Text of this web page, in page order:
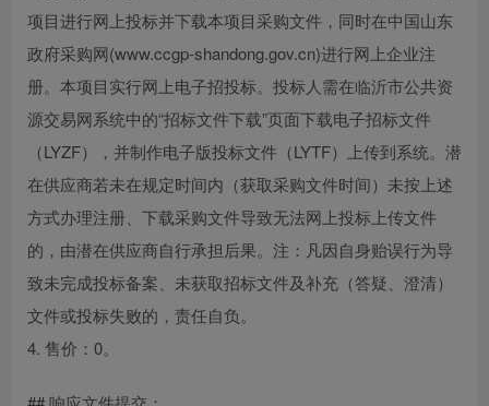
项目进行网上投标并下载本项目采购文件，同时在中国山东
政府采购网(www.ccgp-shandong.gov.cn)进行网上企业注
册。本项目实行网上电子招投标。投标人需在临沂市公共资
源交易网系统中的“招标文件下载”页面下载电子招标文件
（LYZF），并制作电子版投标文件（LYTF）上传到系统。潜
在供应商若未在规定时间内（获取采购文件时间）未按上述
方式办理注册、下载采购文件导致无法网上投标上传文件
的，由潜在供应商自行承担后果。注：凡因自身贻误行为导
致未完成投标备案、未获取招标文件及补充（答疑、澄清）
文件或投标失败的，责任自负。
4. 售价：0。